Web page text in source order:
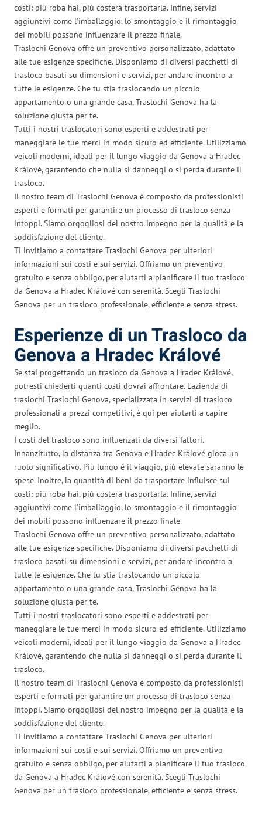
costi: più roba hai, più costerà trasportarla. Infine, servizi
aggiuntivi come l’imballaggio, lo smontaggio e il rimontaggio
dei mobili possono influenzare il prezzo finale.
Traslochi Genova offre un preventivo personalizzato, adattato
alle tue esigenze specifiche. Disponiamo di diversi pacchetti di
trasloco basati su dimensioni e servizi, per andare incontro a
tutte le esigenze. Che tu stia traslocando un piccolo
appartamento o una grande casa, Traslochi Genova ha la
soluzione giusta per te.
Tutti i nostri traslocatori sono esperti e addestrati per
maneggiare le tue merci in modo sicuro ed efficiente. Utilizziamo
veicoli moderni, ideali per il lungo viaggio da Genova a Hradec
Králové, garantendo che nulla si danneggi o si perda durante il
trasloco.
Il nostro team di Traslochi Genova è composto da professionisti
esperti e formati per garantire un processo di trasloco senza
intoppi. Siamo orgogliosi del nostro impegno per la qualità e la
soddisfazione del cliente.
Ti invitiamo a contattare Traslochi Genova per ulteriori
informazioni sui costi e sui servizi. Offriamo un preventivo
gratuito e senza obbligo, per aiutarti a pianificare il tuo trasloco
da Genova a Hradec Králové con serenità. Scegli Traslochi
Genova per un trasloco professionale, efficiente e senza stress.
Esperienze di un Trasloco da
Genova a Hradec Králové
Se stai progettando un trasloco da Genova a Hradec Králové,
potresti chiederti quanti costi dovrai affrontare. L’azienda di
traslochi Traslochi Genova, specializzata in servizi di trasloco
professionali a prezzi competitivi, è qui per aiutarti a capire
meglio.
I costi del trasloco sono influenzati da diversi fattori.
Innanzitutto, la distanza tra Genova e Hradec Králové gioca un
ruolo significativo. Più lungo è il viaggio, più elevate saranno le
spese. Inoltre, la quantità di beni da trasportare influisce sui
costi: più roba hai, più costerà trasportarla. Infine, servizi
aggiuntivi come l’imballaggio, lo smontaggio e il rimontaggio
dei mobili possono influenzare il prezzo finale.
Traslochi Genova offre un preventivo personalizzato, adattato
alle tue esigenze specifiche. Disponiamo di diversi pacchetti di
trasloco basati su dimensioni e servizi, per andare incontro a
tutte le esigenze. Che tu stia traslocando un piccolo
appartamento o una grande casa, Traslochi Genova ha la
soluzione giusta per te.
Tutti i nostri traslocatori sono esperti e addestrati per
maneggiare le tue merci in modo sicuro ed efficiente. Utilizziamo
veicoli moderni, ideali per il lungo viaggio da Genova a Hradec
Králové, garantendo che nulla si danneggi o si perda durante il
trasloco.
Il nostro team di Traslochi Genova è composto da professionisti
esperti e formati per garantire un processo di trasloco senza
intoppi. Siamo orgogliosi del nostro impegno per la qualità e la
soddisfazione del cliente.
Ti invitiamo a contattare Traslochi Genova per ulteriori
informazioni sui costi e sui servizi. Offriamo un preventivo
gratuito e senza obbligo, per aiutarti a pianificare il tuo trasloco
da Genova a Hradec Králové con serenità. Scegli Traslochi
Genova per un trasloco professionale, efficiente e senza stress.